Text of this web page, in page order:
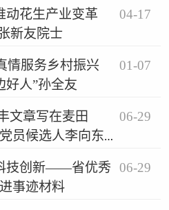
动花生产业变革
新友院士
04-17
情服务乡村振兴
人”孙全友
01-07
员候选人李向东
06-29
技创新——省优秀
事迹材料
06-29